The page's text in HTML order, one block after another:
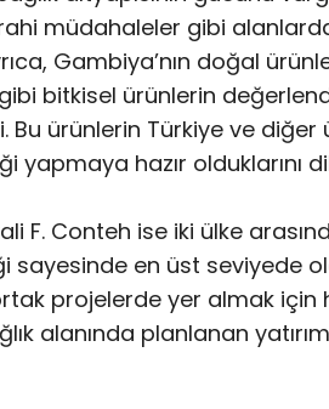
müdahaleler gibi
Gambiya’nın doğal
bitkisel ürünlerin
ürünlerin Türkiye ve diğer
yapmaya hazır olduklarını
F. Conteh ise iki ülke
sayesinde en üst seviyede
projelerde yer almak için
alanında planlanan